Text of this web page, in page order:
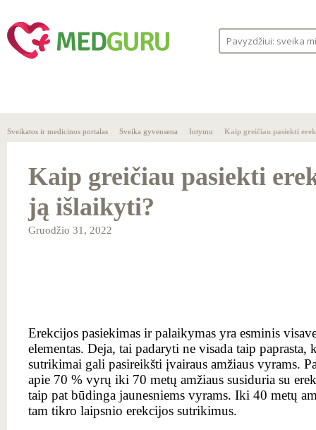
Sveikatos ir medicinos portalas Sveika gyvensena Intymu Kaip greičiau pasiekti
Kaip greičiau pasiekti
ją išlaikyti?
Gruodžio 31, 2022
Erekcijos pasiekimas ir palaikymas yra esminis
elementas. Deja, tai padaryti ne visada taip
sutrikimai gali pasireikšti įvairaus amžiaus vyrams.
apie 70 % vyrų iki 70 metų amžiaus susiduria su
taip pat būdinga jaunesniems vyrams. Iki 40 metų
tam tikro laipsnio erekcijos sutrikimus.